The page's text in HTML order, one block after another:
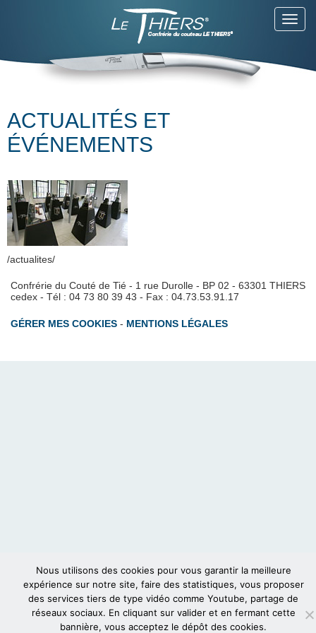
ACTUALITÉS ET
ÉVÉNEMENTS
/actualites/
Confrérie du Couté de Tié - 1 rue Durolle - BP 02 - 63301 THIERS
cedex - Tél : 04 73 80 39 43 - Fax : 04.73.53.91.17
GÉRER MES COOKIES - MENTIONS LÉGALES
Nous utilisons des cookies pour vous garantir la meilleure
expérience sur notre site, faire des statistiques, vous proposer
des services tiers de type vidéo comme Youtube, partage de
réseaux sociaux. En cliquant sur valider et en fermant cette
bannière, vous acceptez le dépôt des cookies.